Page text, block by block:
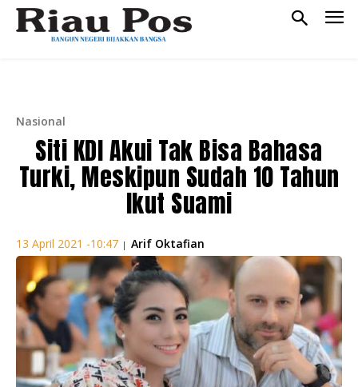
Nasional
Siti KDI Akui Tak Bisa Bahasa
Turki, Meskipun Sudah 10 Tahun
Ikut Suami
13 April 2021 -10:47 | Arif Oktafian